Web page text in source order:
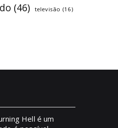
(46) televisão (16)
Hell é um